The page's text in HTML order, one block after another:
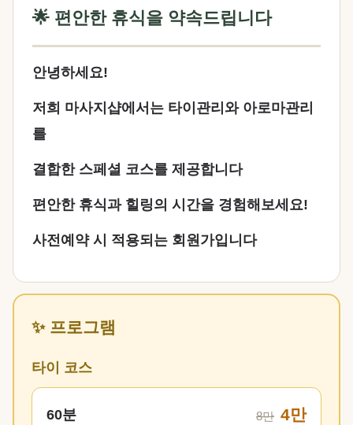
🌟 편안한 휴식을 약속드립니다
안녕하세요!
저희 마사지샵에서는 타이관리와 아로마관리
를
결합한 스페셜 코스를 제공합니다
편안한 휴식과 힐링의 시간을 경험해보세요!
사전예약 시 적용되는 회원가입니다
✨ 프로그램
타이 코스
60분 8만 4만